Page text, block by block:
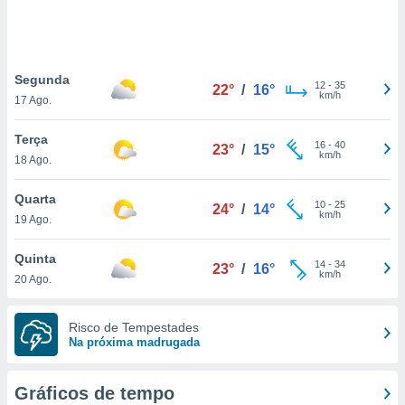
nós e
únicos
para
e
este sitio
IP e
possam
com
Segunda
17 Ago.
22° / 16° 12- 35
km/h
Terça
18 Ago.
23° / 15° 16- 40
km/h
Quarta
19 Ago.
24° / 14° 10- 25
km/h
Quinta
20 Ago.
23° / 16° 14- 34
km/h
Risco de Tempestades
Na próxima madrugada
Gráficos de tempo